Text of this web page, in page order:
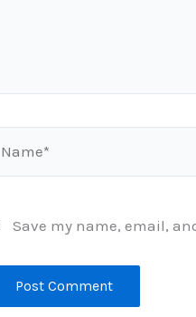
Save my name, email,